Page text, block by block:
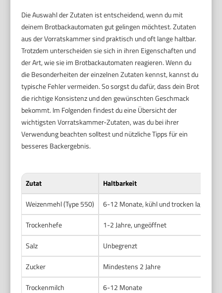
Die Auswahl der Zutaten ist entscheidend, wenn du mit
deinem Brotbackautomaten gut gelingen möchtest. Zutaten
aus der Vorratskammer sind praktisch und oft lange haltbar.
Trotzdem unterscheiden sie sich in ihren Eigenschaften und
der Art, wie sie im Brotbackautomaten reagieren. Wenn du
die Besonderheiten der einzelnen Zutaten kennst, kannst du
typische Fehler vermeiden. So sorgst du dafür, dass dein Brot
die richtige Konsistenz und den gewünschten Geschmack
bekommt. Im Folgenden findest du eine Übersicht der
wichtigsten Vorratskammer-Zutaten, was du bei ihrer
Verwendung beachten solltest und nützliche Tipps für ein
besseres Backergebnis.
Zutat
Haltbarkeit
Weizenmehl (Type 550)
6-12 Monate, kühl und trocken lagern
Trockenhefe
1-2 Jahre, ungeöffnet
Salz
Unbegrenzt
Zucker
Mindestens 2 Jahre
Trockenmilch
6-12 Monate